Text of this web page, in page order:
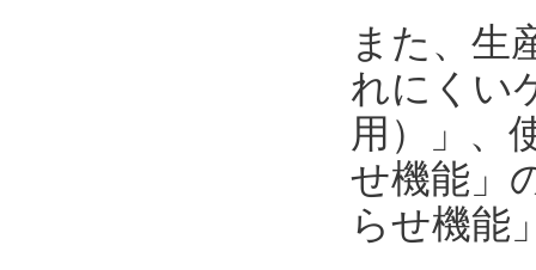
また、生
れにくい
用）」、
せ機能」
らせ機能